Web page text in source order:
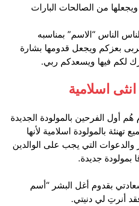
من الصالحات البارات
الناس “الاسم” بمناسبه
بعزكم ويجعل قدومها بشارة
لكم فيها ويسعدكم ربي.
اسلامية
هُم أول الفرحين بالمولودة الجديدة
تهنئة بالمولودة اسلامية لأنها
والدعوات التي يجب على الوالدين
بمولودة جديدة.
بقدوم أغل البشر “أسم
أنرتِ لي دنيتي.